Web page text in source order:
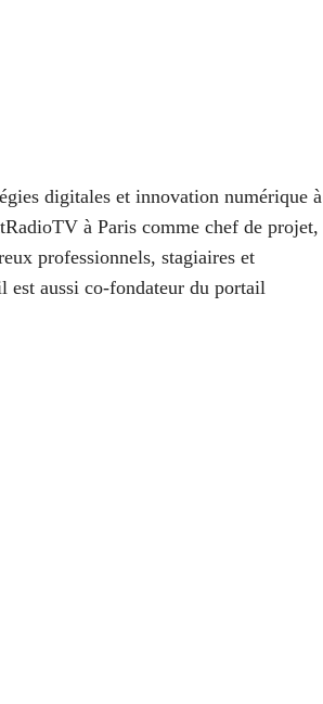
digitales et innovation numérique à
à Paris comme chef de projet,
professionnels, stagiaires et
est aussi co-fondateur du portail